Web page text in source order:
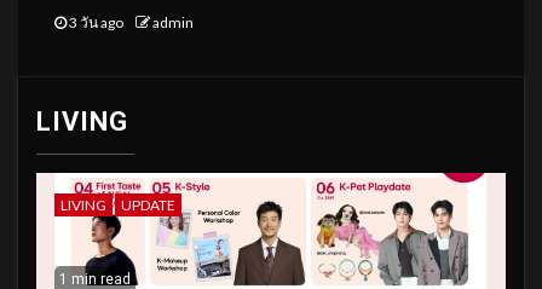
3 วัน ago admin
LIVING
LIVING UPDATE
1 min read